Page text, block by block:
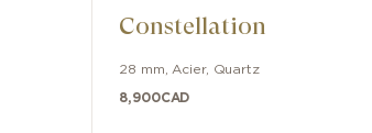
Constellation
28 mm Acier, Quartz
8,900CAD